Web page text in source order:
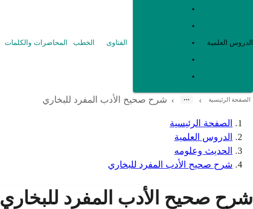
الدروس العلمية الفتاوى الخطب المحاضرات والكلمات
الصفحة الرئيسية ›
› شرح صحيح الأدب المفرد للبخاري
الصفحة الرئيسية
الدروس العلمية
الحديث وعلومه
شرح صحيح الأدب المفرد للبخاري
شرح صحيح الأدب المفرد للبخاري